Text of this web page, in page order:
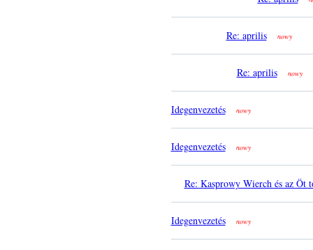
Re: aprilis nowy
Re: aprilis nowy
Idegenvezetés nowy
Idegenvezetés nowy
Re: Kasprowy Wierch és az Öt
Idegenvezetés nowy